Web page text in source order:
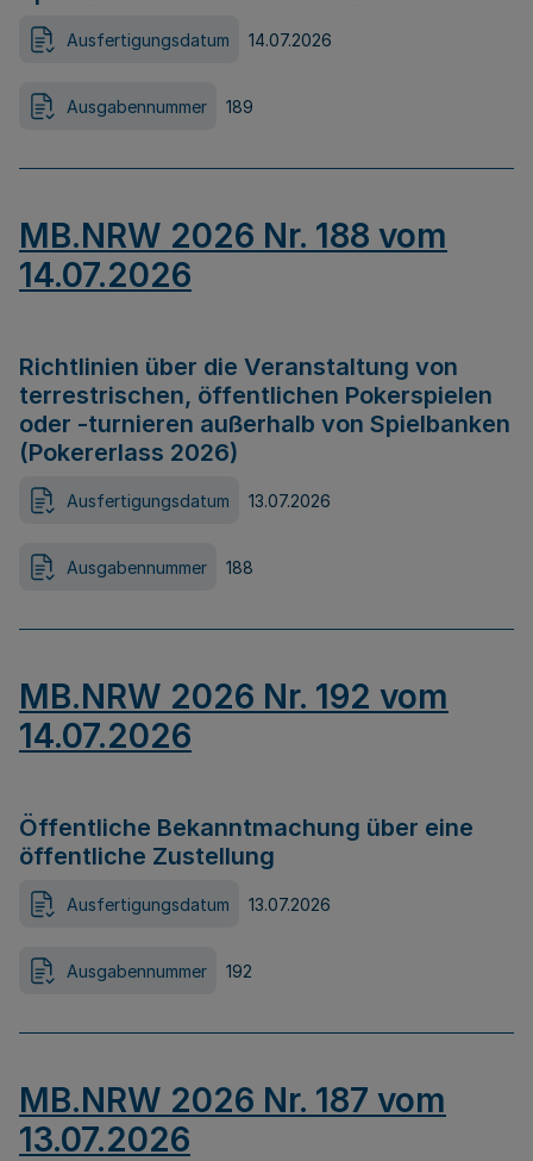
Ausfertigungsdatum 14.07.2026
Ausgabennummer 189
MB.NRW 2026 Nr. 188 vom
14.07.2026
Richtlinien über die Veranstaltung von
terrestrischen, öffentlichen Pokerspielen
oder -turnieren außerhalb von Spielbanken
(Pokererlass 2026)
Ausfertigungsdatum 13.07.2026
Ausgabennummer 188
MB.NRW 2026 Nr. 192 vom
14.07.2026
Öffentliche Bekanntmachung über eine
öffentliche Zustellung
Ausfertigungsdatum 13.07.2026
Ausgabennummer 192
MB.NRW 2026 Nr. 187 vom
13.07.2026